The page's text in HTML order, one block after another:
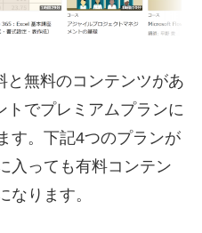
と無料のコンテンツがあ
トでプレミアムプランに
す。下記4つのプランが
入っても有料コンテン
なります。